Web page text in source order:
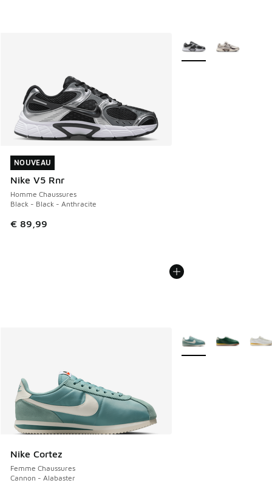
NOUVEAU
Nike V5 Rnr
Homme Chaussures
Black - Black - Anthracite
€ 89,99
NOUVEAU
Plus de couleurs
Nike Cortez
Femme Chaussures
Cannon - Alabaster
Plus de couleurs